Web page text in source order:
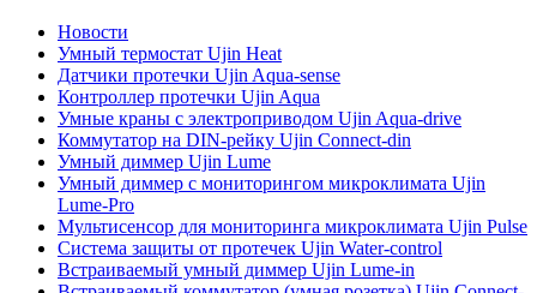
Новости
Умный термостат Ujin Heat
Датчики протечки Ujin Aqua-sense
Контроллер протечки Ujin Aqua
Умные краны с электроприводом Ujin Aqua-drive
Коммутатор на DIN-рейку Ujin Connect-din
Умный диммер Ujin Lume
Умный диммер с мониторингом микроклимата Ujin
Lume-Pro
Мультисенсор для мониторинга микроклимата Ujin Pulse
Система защиты от протечек Ujin Water-control
Встраиваемый умный диммер Ujin Lume-in